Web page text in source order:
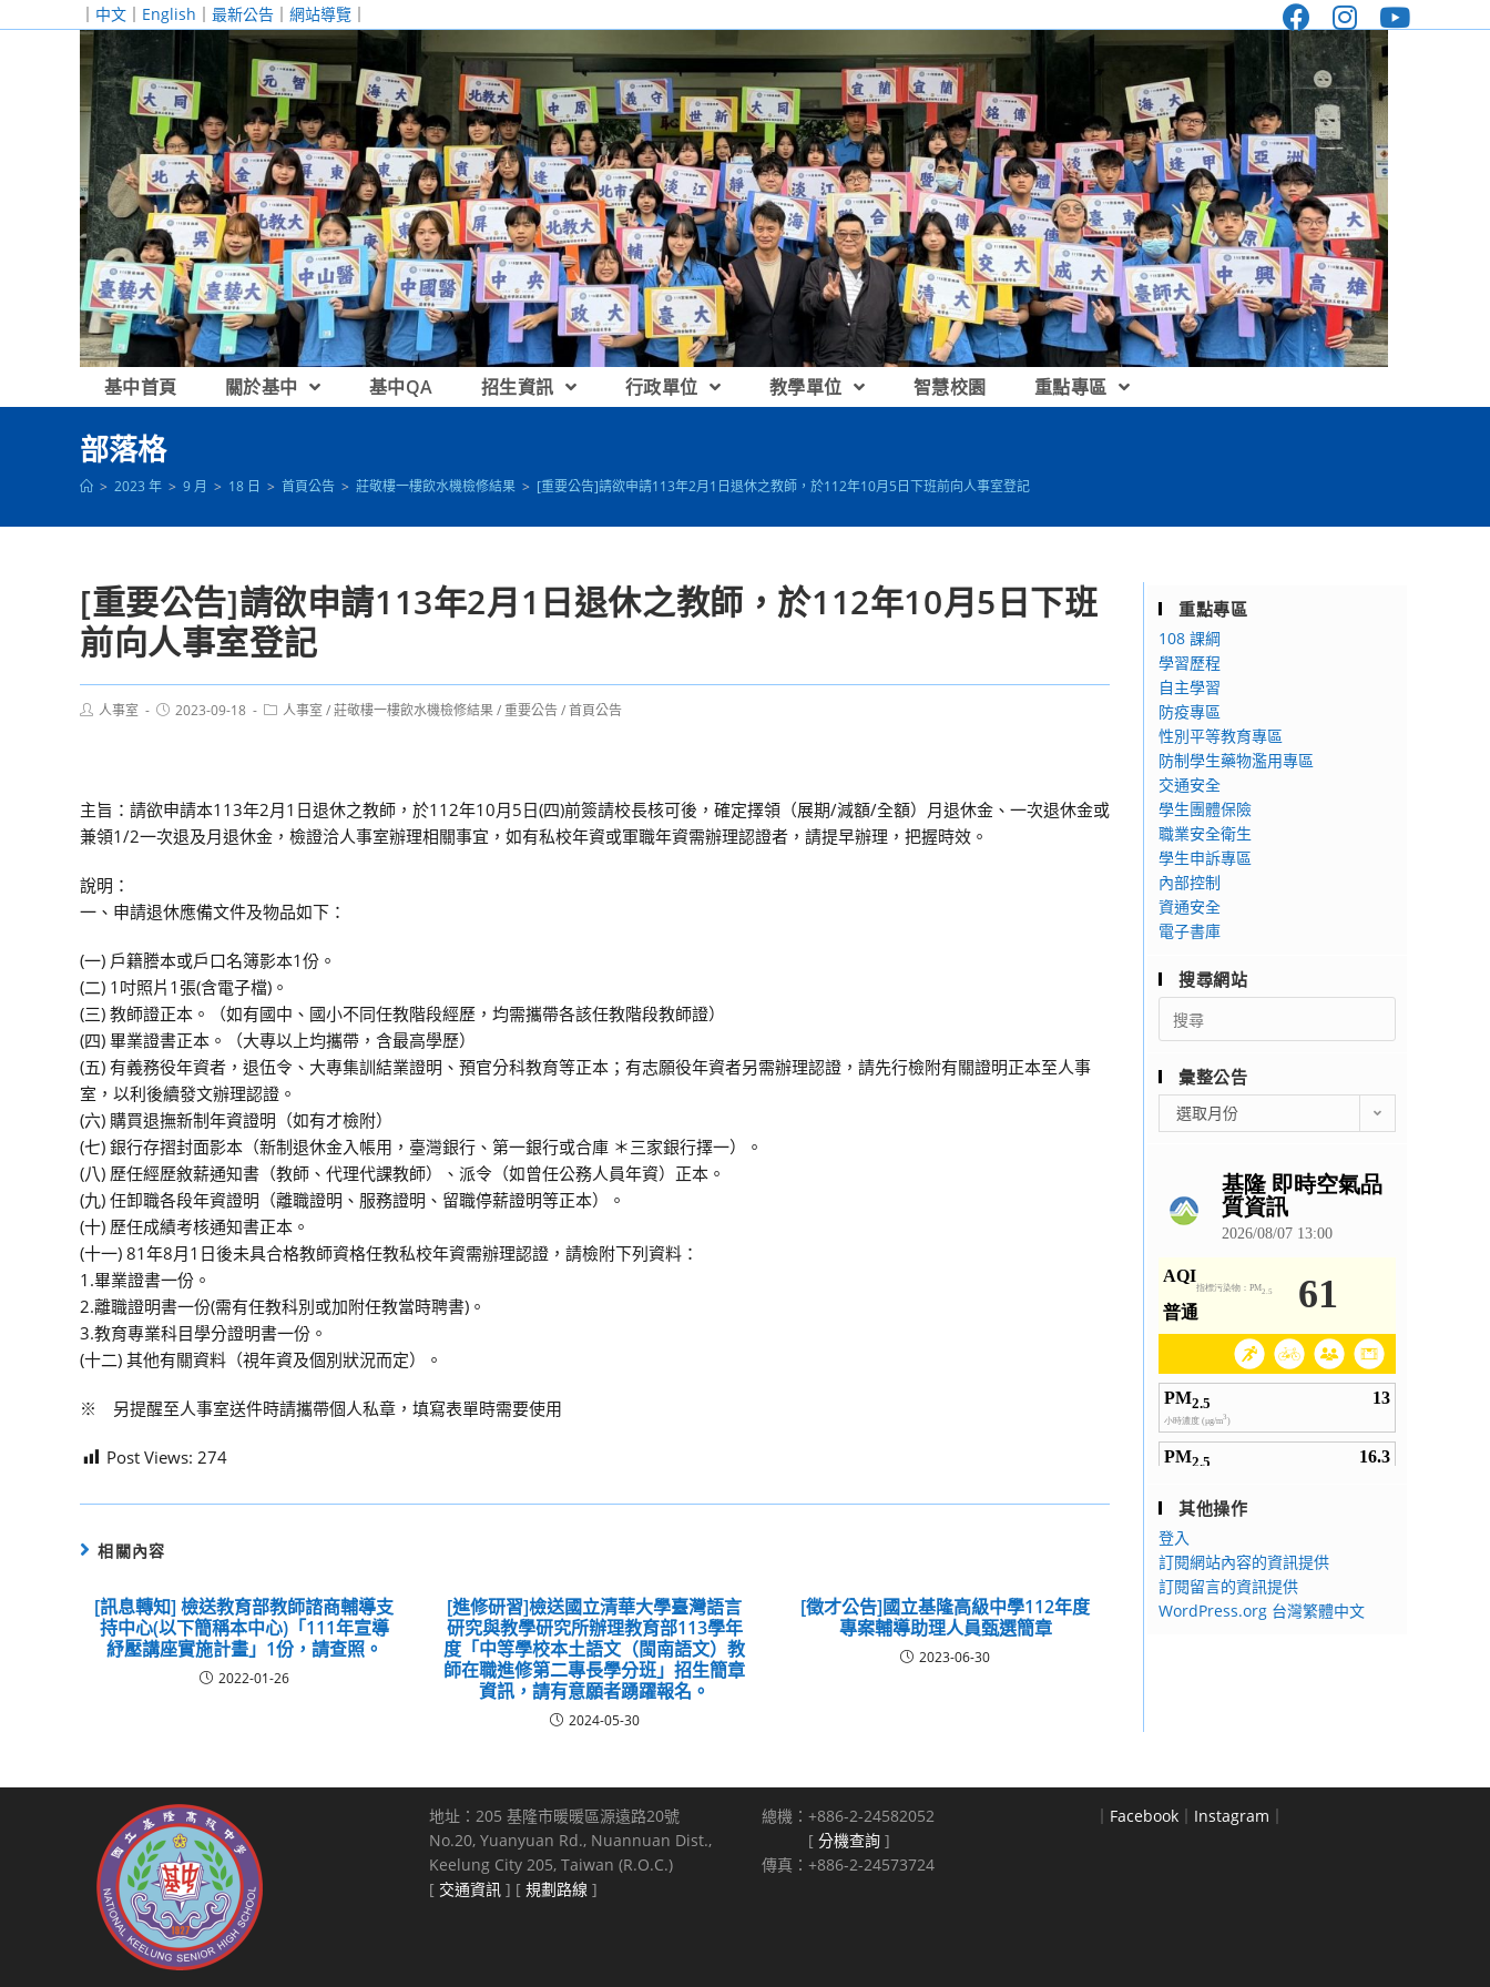
｜ 中文 ｜ English ｜ 最新公告 ｜ 網站導覽 ｜
基中首頁 關於基中 基中QA 招生資訊 行政單位 教學單位 智慧校園 重點專區
部落格
> 2023 年 > 9 月 > 18 日 > 首頁公告 > 莊敬樓一樓飲水機檢修結果 > [重要公告]請欲申請113年2月1日退休之教師，於112年10月5日下班前向人事室登記
[重要公告]請欲申請113年2月1日退休之教師，於112年10月5日下班
前向人事室登記
Post人事室
Post2023-09-18
Post人事室 /莊敬樓一樓飲水機檢修結果/重要公告/首頁公告
主旨：請欲申請本113年2月1日退休之教師，於112年10月5日(四)前簽請校長核可後，確定擇領（展期/減額/全額）月退休金、一次退休金或
兼領1/2一次退及月退休金，檢證洽人事室辦理相關事宜，如有私校年資或軍職年資需辦理認證者，請提早辦理，把握時效。
說明：
一、申請退休應備文件及物品如下：
(一) 戶籍謄本或戶口名簿影本1份。
(二) 1吋照片1張(含電子檔)。
(三) 教師證正本。（如有國中、國小不同任教階段經歷，均需攜帶各該任教階段教師證）
(四) 畢業證書正本。（大專以上均攜帶，含最高學歷）
(五) 有義務役年資者，退伍令、大專集訓結業證明、預官分科教育等正本；有志願役年資者另需辦理認證，請先行檢附有關證明正本至人事
室，以利後續發文辦理認證。
(六) 購買退撫新制年資證明（如有才檢附）
(七) 銀行存摺封面影本（新制退休金入帳用，臺灣銀行、第一銀行或合庫 ＊三家銀行擇一）。
(八) 歷任經歷敘薪通知書（教師、代理代課教師）、派令（如曾任公務人員年資）正本。
(九) 任卸職各段年資證明（離職證明、服務證明、留職停薪證明等正本）。
(十) 歷任成績考核通知書正本。
(十一) 81年8月1日後未具合格教師資格任教私校年資需辦理認證，請檢附下列資料：
1.畢業證書一份。
2.離職證明書一份(需有任教科別或加附任教當時聘書)。
3.教育專業科目學分證明書一份。
(十二) 其他有關資料（視年資及個別狀況而定）。
※ 另提醒至人事室送件時請攜帶個人私章，填寫表單時需要使用
Post Views: 274
相關內容
[訊息轉知] 檢送教育部教師諮商輔導支
持中心(以下簡稱本中心)「111年宣導
紓壓講座實施計畫」1份，請查照。
2022-01-26
[進修研習]檢送國立清華大學臺灣語言
研究與教學研究所辦理教育部113學年
度「中等學校本土語文（閩南語文）教
師在職進修第二專長學分班」招生簡章
資訊，請有意願者踴躍報名。
2024-05-30
[徵才公告]國立基隆高級中學112年度
專案輔導助理人員甄選簡章
2023-06-30
重點專區
108 課綱
學習歷程
自主學習
防疫專區
性別平等教育專區
防制學生藥物濫用專區
交通安全
學生團體保險
職業安全衛生
學生申訴專區
內部控制
資通安全
電子書庫
搜尋網站
Search
for:
彙整公告
整
選取月份
其他操作
登入
訂閱網站內容的資訊提供
訂閱留言的資訊提供
WordPress.org 台灣繁體中文
地址：205 基隆市暖暖區源遠路20號
No.20, Yuanyuan Rd., Nuannuan Dist.,
Keelung City 205, Taiwan (R.O.C.)
[ 交通資訊 ] [ 規劃路線 ]
總機：+886-2-24582052
[ 分機查詢 ]
傳真：+886-2-24573724
｜ Facebook ｜ Instagram ｜